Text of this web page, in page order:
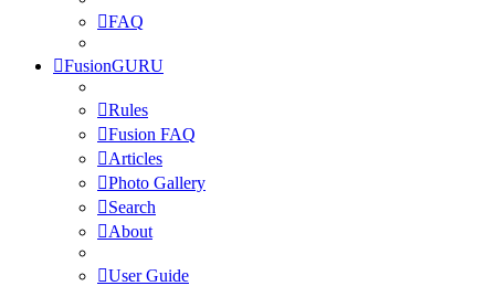
FAQ
FusionGURU
Rules
Fusion FAQ
Articles
Photo Gallery
Search
About
User Guide